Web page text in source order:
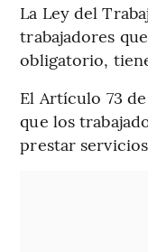
La Ley del
trabajadores
obligatorio,
El Artículo 73
que los
prestar